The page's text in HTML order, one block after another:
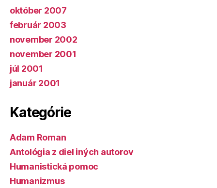
október 2007
február 2003
november 2002
november 2001
júl 2001
január 2001
Kategórie
Adam Roman
Antológia z diel iných autorov
Humanistická pomoc
Humanizmus